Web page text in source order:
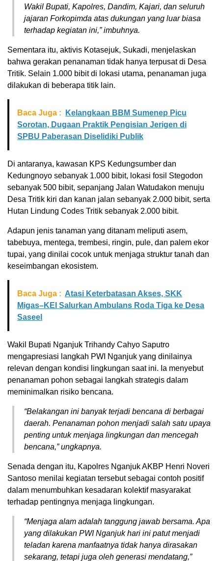
Wakil Bupati, Kapolres, Dandim, Kajari, dan seluruh
jajaran Forkopimda atas dukungan yang luar biasa
terhadap kegiatan ini,” imbuhnya.
Sementara itu, aktivis Kotasejuk, Sukadi, menjelaskan
bahwa gerakan penanaman tidak hanya terpusat di Desa
Tritik. Selain 1.000 bibit di lokasi utama, penanaman juga
dilakukan di beberapa titik lain.
Baca Juga :
Kelangkaan BBM Sumenep Picu
Sorotan, Dugaan Praktik Pengisian Jerigen di
SPBU Paberasan Diselidiki Publik
Di antaranya, kawasan KPS Kedungsumber dan
Kedungnoyo sebanyak 1.000 bibit, lokasi fosil Stegodon
sebanyak 500 bibit, sepanjang Jalan Watudakon menuju
Desa Tritik kiri dan kanan jalan sebanyak 2.000 bibit, serta
Hutan Lindung Codes Tritik sebanyak 2.000 bibit.
Adapun jenis tanaman yang ditanam meliputi asem,
tabebuya, mentega, trembesi, ringin, pule, dan palem ekor
tupai, yang dinilai cocok untuk menjaga struktur tanah dan
keseimbangan ekosistem.
Baca Juga : Atasi Keterbatasan Akses, SKK
Migas–KEI Salurkan Ambulans Roda Tiga ke Desa
Saseel
Wakil Bupati Nganjuk Trihandy Cahyo Saputro
mengapresiasi langkah PWI Nganjuk yang dinilainya
relevan dengan kondisi lingkungan saat ini. Ia menyebut
penanaman pohon sebagai langkah strategis dalam
meminimalkan risiko bencana.
“Belakangan ini banyak terjadi bencana di berbagai
daerah. Penanaman pohon menjadi salah satu upaya
penting untuk menjaga lingkungan dan mencegah
bencana,” ungkapnya.
Senada dengan itu, Kapolres Nganjuk AKBP Henri Noveri
Santoso menilai kegiatan tersebut sebagai contoh positif
dalam menumbuhkan kesadaran kolektif masyarakat
terhadap pentingnya menjaga lingkungan.
“Menjaga alam adalah tanggung jawab bersama. Apa
yang dilakukan PWI Nganjuk hari ini patut menjadi
teladan karena manfaatnya tidak hanya dirasakan
sekarang, tetapi juga oleh generasi mendatang,”